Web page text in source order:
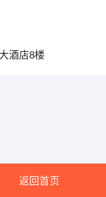
酒店8楼
返回首页